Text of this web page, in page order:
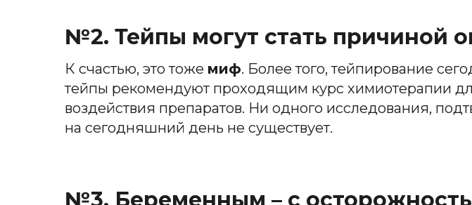
№2. Тейпы могут стать причиной
К счастью, это тоже миф. Более того, тейпирование
тейпы рекомендуют проходящим курс химиотерапии
воздействия препаратов. Ни одного исследования,
на сегодняшний день не существует.